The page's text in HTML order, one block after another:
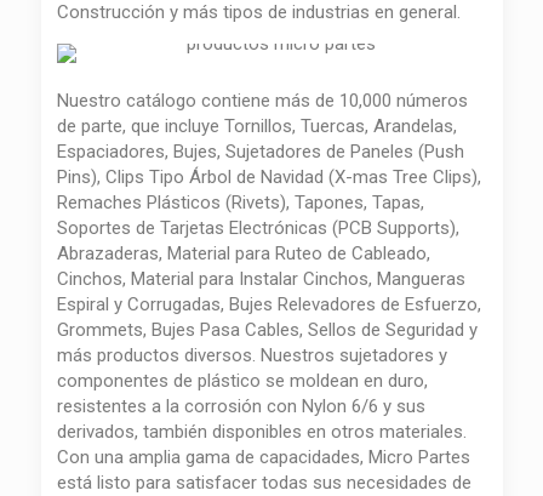
Construcción y más tipos de industrias en general.
Nuestro catálogo contiene más de 10,000 números
de parte, que incluye Tornillos, Tuercas, Arandelas,
Espaciadores, Bujes, Sujetadores de Paneles (Push
Pins), Clips Tipo Árbol de Navidad (X-mas Tree Clips),
Remaches Plásticos (Rivets), Tapones, Tapas,
Soportes de Tarjetas Electrónicas (PCB Supports),
Abrazaderas, Material para Ruteo de Cableado,
Cinchos, Material para Instalar Cinchos, Mangueras
Espiral y Corrugadas, Bujes Relevadores de Esfuerzo,
Grommets, Bujes Pasa Cables, Sellos de Seguridad y
más productos diversos. Nuestros sujetadores y
componentes de plástico se moldean en duro,
resistentes a la corrosión con Nylon 6/6 y sus
derivados, también disponibles en otros materiales.
Con una amplia gama de capacidades, Micro Partes
está listo para satisfacer todas sus necesidades de